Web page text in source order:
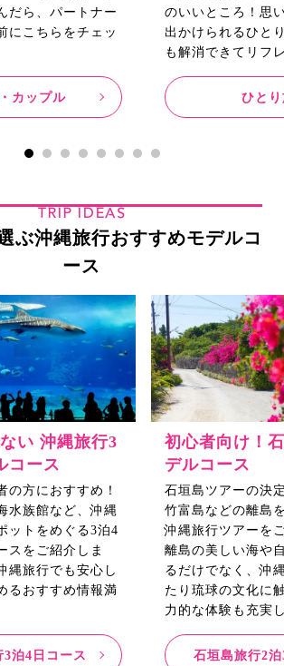
だら、パートナー
にこちらをチェッ
カップル
のいいところ！思
出かけられるひと
も解消できてリフ
ひと
TRIP IDEAS
ぶ沖縄旅行おすすめモデルコ
ース
い 沖縄旅行3
コース
の方におすすめ！
水族館など、沖縄
ットをめぐる3泊4
スをご紹介しま
縄旅行でも安心し
るおすすめ情報満
3泊4日コース
初心者向け！
デルコース
石垣島ツアーの決
竹富島などの離島
沖縄旅行ツアーを
離島の美しい海や
るだけでなく、沖
たり琉球の文化に
力的な体験も充実
石垣島旅行2